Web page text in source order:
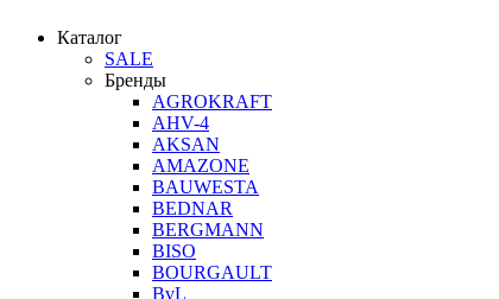
Каталог
SALE
Бренды
AGROKRAFT
AHV-4
AKSAN
AMAZONE
BAUWESTA
BEDNAR
BERGMANN
BISO
BOURGAULT
BvL